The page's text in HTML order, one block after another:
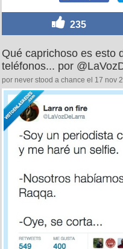
235
Qué caprichoso es esto
teléfonos... por
por never stood a chance el 17 nov